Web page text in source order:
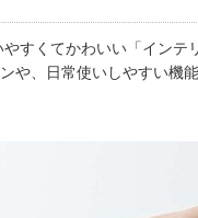
すくてかわいい「インテ
や、日常使いしやすい機